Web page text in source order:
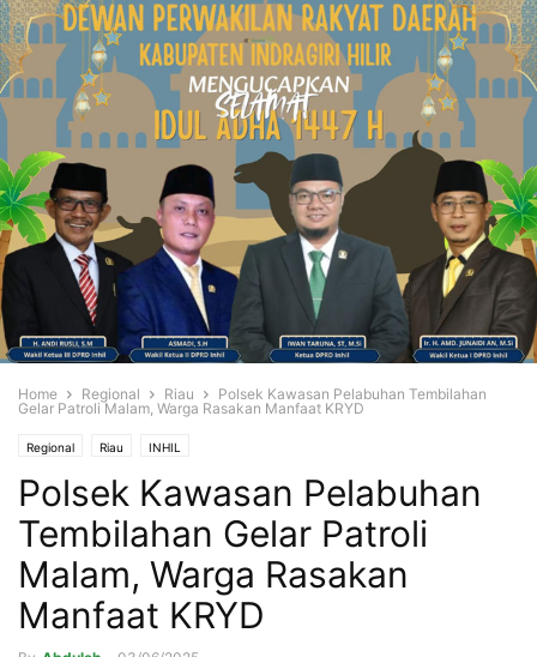
Home Regional Riau
Polsek Kawasan Pelabuhan Tembilahan
Gelar Patroli Malam, Warga Rasakan Manfaat KRYD
Regional Riau INHIL
Polsek Kawasan Pelabuhan
Tembilahan Gelar Patroli
Malam, Warga Rasakan
Manfaat KRYD